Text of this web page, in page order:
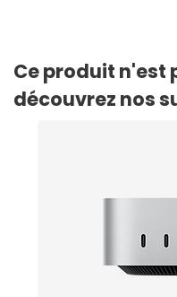
Ce produit n'est
découvrez nos